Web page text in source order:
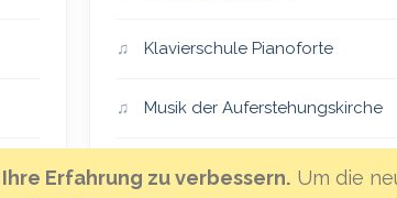
Erfahrung zu verbessern. Um die
Klavierschule Pianoforte
Musik der Auferstehungskirche
Essener Vocalensemble